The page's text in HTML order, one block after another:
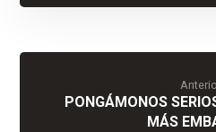
PONGÁMONOS
MÁS